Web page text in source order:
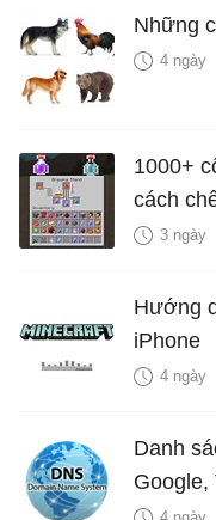
Những
4 ngày
1000+
cách
3 ngày
Hướng
iPhone
4 ngày
Danh
Google,